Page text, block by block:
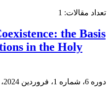
تعداد مقالات: 1
the Basis
in the Holy
دوره 6، شماره 1، فروردین 2024، صفحه